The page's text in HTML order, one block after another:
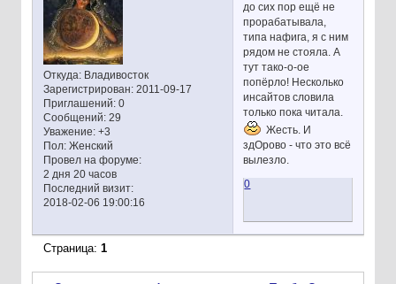
Откуда:Владивосток
Зарегистрирован: 2011-09-17
Приглашений:0
Сообщений:29
Уважение: +3
Пол:Женский
Провел на форуме:
2 дня 20 часов
Последний визит:
2018-02-06 19:00:16
до сих пор ещё не
прорабатывала,
типа нафига, я с ним
рядом не стояла. А
тут тако-о-ое
попёрло! Несколько
инсайтов словила
только пока читала.
Жесть. И
здОрово - что это всё
вылезло.
0
Страница: 1